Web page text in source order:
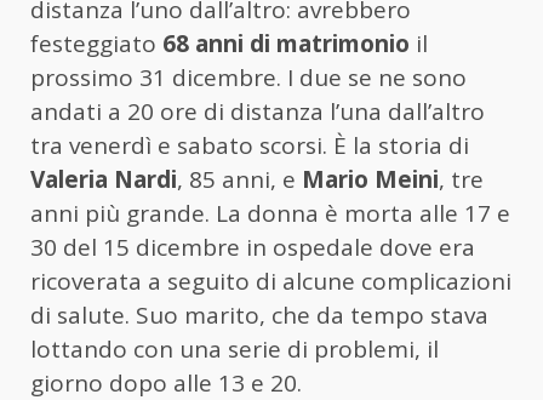
distanza l’uno dall’altro: avrebbero
festeggiato 68 anni di matrimonio il
prossimo 31 dicembre. I due se ne sono
andati a 20 ore di distanza l’una dall’altro
tra venerdì e sabato scorsi. È la storia di
Valeria Nardi, 85 anni, e Mario Meini, tre
anni più grande. La donna è morta alle 17 e
30 del 15 dicembre in ospedale dove era
ricoverata a seguito di alcune complicazioni
di salute. Suo marito, che da tempo stava
lottando con una serie di problemi, il
giorno dopo alle 13 e 20.